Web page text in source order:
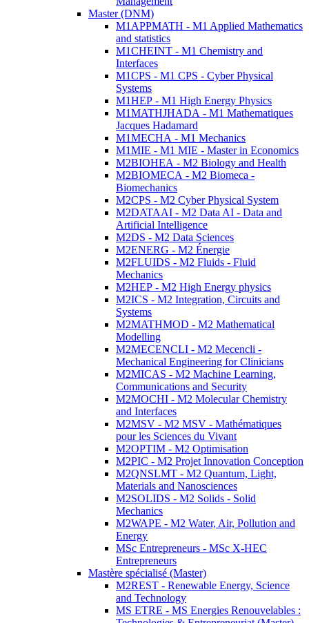
Master (DNM)
M1APPMATH - M1 Applied Mathematics
and statistics
M1CHEINT - M1 Chemistry and
Interfaces
M1CPS - M1 CPS - Cyber Physical
Systems
M1HEP - M1 High Energy Physics
M1MATHJHADA - M1 Mathematiques
Jacques Hadamard
M1MECHA - M1 Mechanics
M1MIE - M1 MIE - Master in Economics
M2BIOHEA - M2 Biology and Health
M2BIOMECA - M2 Biomeca -
Biomechanics
M2CPS - M2 Cyber Physical System
M2DATAAI - M2 Data AI - Data and
Artificial Intelligence
M2DS - M2 Data Sciences
M2ENERG - M2 Énergie
M2FLUIDS - M2 Fluids - Fluid
Mechanics
M2HEP - M2 High Energy physics
M2ICS - M2 Integration, Circuits and
Systems
M2MATHMOD - M2 Mathematical
Modelling
M2MECENCLI - M2 Mecencli -
Mechanical Engineering for Clinicians
M2MICAS - M2 Machine Learning,
Communications and Security
M2MOCHI - M2 Molecular Chemistry
and Interfaces
M2MSV - M2 MSV - Mathématiques
pour les Sciences du Vivant
M2OPTIM - M2 Optimisation
M2PIC - M2 Projet Innovation Conception
M2QNSLMT - M2 Quantum, Light,
Materials and Nanosciences
M2SOLIDS - M2 Solids - Solid
Mechanics
M2WAPE - M2 Water, Air, Pollution and
Energy
MSc Entrepreneurs - MSc X-HEC
Entrepreneurs
Mastère spécialisé (Master)
M2REST - Renewable Energy, Science
and Technology
MS ETRE - MS Energies Renouvelables :